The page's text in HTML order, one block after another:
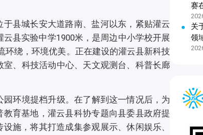
县城长安大道路南、盐河以东，紧贴灌云
县实验中学1900米，是周边中小学校开展
绕，环境优美。正在建设的灌云县新科技
、科技活动中心、天文观测台、科普长廊
环境提档升级。在了解到这一情况后，为
育基地，灌云县科协专题向县委县政府提
施，将其打造成集参观展示、休闲娱乐、
赛
关
领
微